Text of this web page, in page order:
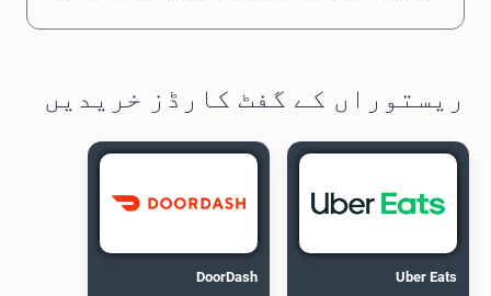
ریستوراں کے گفٹ کارڈز خریدیں
Uber Eats
DoorDash